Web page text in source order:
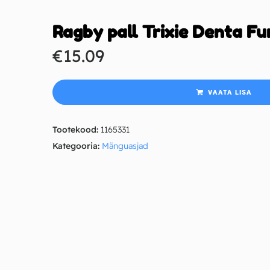
Ragby pall Trixie Denta
€15.09
VAATA LISA
Tootekood: 1165331
Kategooria: Mänguasjad